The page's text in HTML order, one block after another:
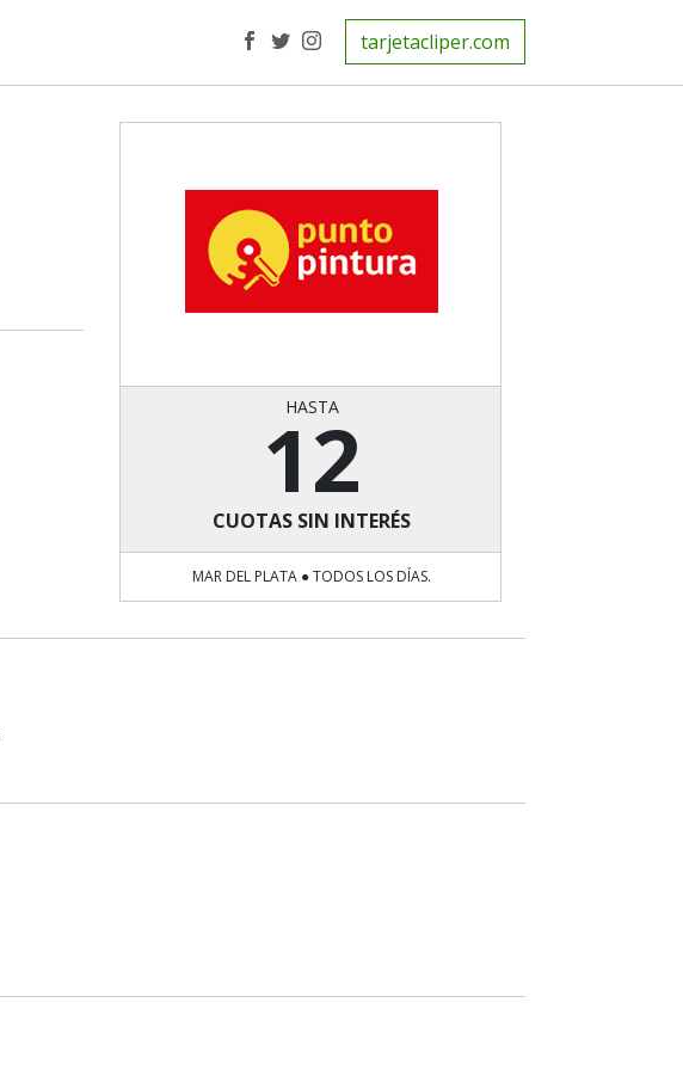
tarjetacliper.com
HASTA
12
CUOTAS SIN INTERÉS
MAR DEL PLATA ● TODOS LOS DÍAS.